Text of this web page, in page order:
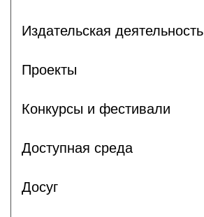
Издательская деятельность
Проекты
Конкурсы и фестивали
Доступная среда
Досуг